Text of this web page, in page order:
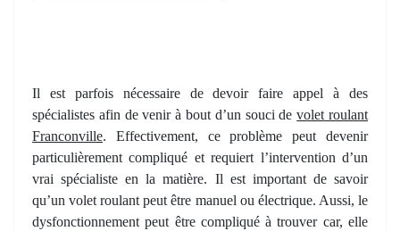
Il est parfois nécessaire de devoir faire appel à des
spécialistes afin de venir à bout d’un souci devolet roulant
Franconville. Effectivement, ce problème peut devenir
particulièrement compliqué et requiert l’intervention d’un
vrai spécialiste en la matière. Il est important de savoir
qu’un volet roulant peut être manuel ou électrique. Aussi, le
dysfonctionnement peut être compliqué à trouver car, elle